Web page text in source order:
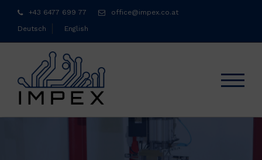
content
+43 6477 699 77
office@impex.co.at
Deutsch
English